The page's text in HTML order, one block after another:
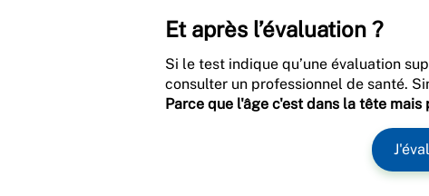
Et après l’évaluation ?
Si le test indique qu’une évaluation
consulter un professionnel de santé.
Parce que l'âge c'est dans la tête